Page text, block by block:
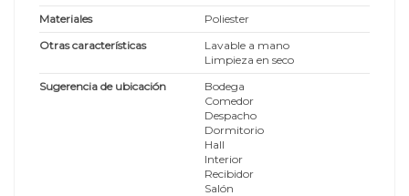
Materiales
Poliester
Otras características
Lavable a mano
Limpieza en seco
Sugerencia de ubicación
Bodega
Comedor
Despacho
Dormitorio
Hall
Interior
Recibidor
Salón